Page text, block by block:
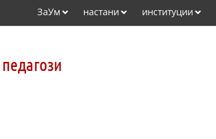
ЗаУм настани институции